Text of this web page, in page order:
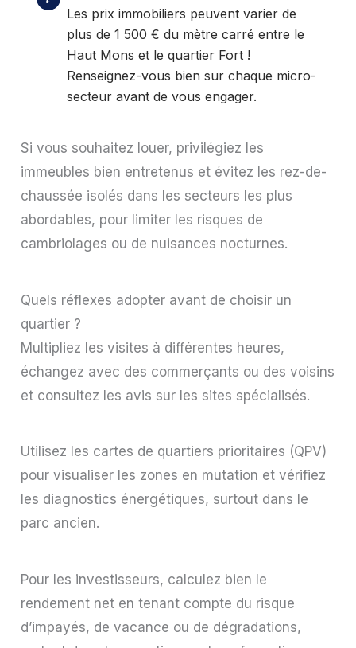
Les prix immobiliers peuvent varier de
plus de 1 500 € du mètre carré entre le
Haut Mons et le quartier Fort !
Renseignez-vous bien sur chaque micro-
secteur avant de vous engager.
Si vous souhaitez louer, privilégiez les
immeubles bien entretenus et évitez les rez-de-
chaussée isolés dans les secteurs les plus
abordables, pour limiter les risques de
cambriolages ou de nuisances nocturnes.
Quels réflexes adopter avant de choisir un
quartier ?
Multipliez les visites à différentes heures,
échangez avec des commerçants ou des voisins
et consultez les avis sur les sites spécialisés.
Utilisez les cartes de quartiers prioritaires (QPV)
pour visualiser les zones en mutation et vérifiez
les diagnostics énergétiques, surtout dans le
parc ancien.
Pour les investisseurs, calculez bien le
rendement net en tenant compte du risque
d’impayés, de vacance ou de dégradations,